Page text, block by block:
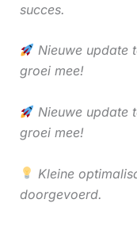
succes.
Nieuwe update
groei mee!
Nieuwe update
groei mee!
Kleine
doorgevoerd.